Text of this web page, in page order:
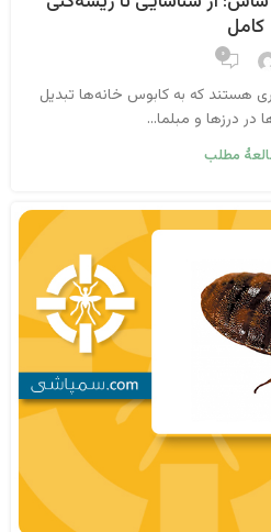
کامل
۰
که به کابوس خانه‌ها تبدیل
در درزها و مبلما...
مطلب